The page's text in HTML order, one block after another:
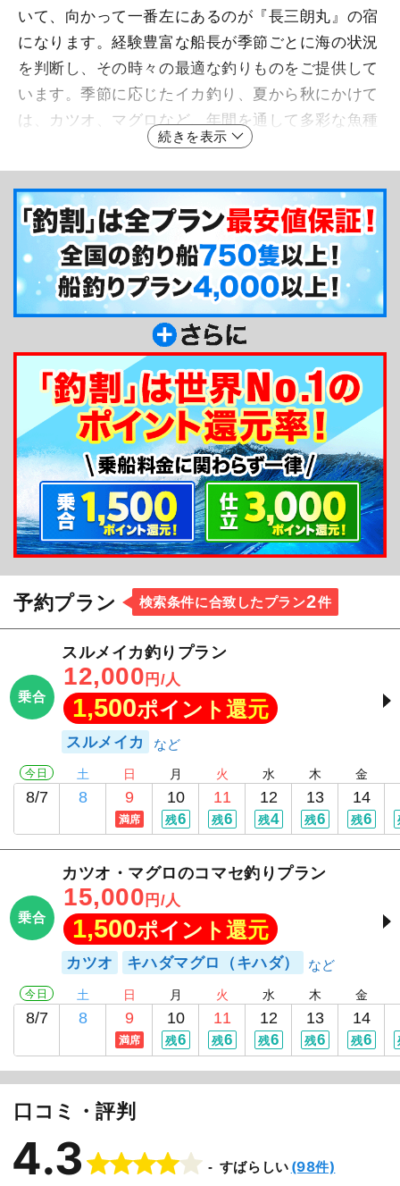
いて、向かって一番左にあるのが『長三朗丸』の宿
になります。経験豊富な船長が季節ごとに海の状況
を判断し、その時々の最適な釣りものをご提供して
います。季節に応じたイカ釣り、夏から秋にかけて
は、カツオ、マグロなど、年間を通して多彩な魚種
に対応しています。出船場所は葉山あぶずり港と逗
子駅(JR)から2kmほどの距離なので、アクセスも非
常に便利なところからの出船となります。
釣り船からのメッセージ
長三朗丸では初心者や女性、お子様にもお気軽に
お楽しみいただけるよう、常にサービス向上を心掛
けてお客様をお迎えしております。分からないこと
は親切丁寧にアドバイスさせていただきますので、
お気軽にお問合せください。葉山あぶずり港にてお
客様のお越しをお待ちしてます。
続きを表示
予約プラン 検索条件に合致したプラン2件
乗合
スルメイカ釣りプラン
12,000 円/人
1,500ポイント還元
スルメイカ
今日
8/7
土
8
日
9
満席
月
10
残6
火
11
残6
水
12
残4
木
13
残6
金
14
残6
乗合
カツオ・マグロのコマセ釣りプラン
15,000 円/人
1,500ポイント還元
カツオ キハダマグロ（キハダ）
今日
8/7
土
8
日
9
満席
月
10
残6
火
11
残6
水
12
残6
木
13
残6
金
14
残6
口コミ・評判
4.3 すばらしい (98件)